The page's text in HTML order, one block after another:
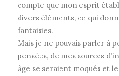
compte que mon esprit
divers éléments, ce qui
fantaisies.
Mais je ne pouvais parler à
pensées, de mes sources
âge se seraient moqués et